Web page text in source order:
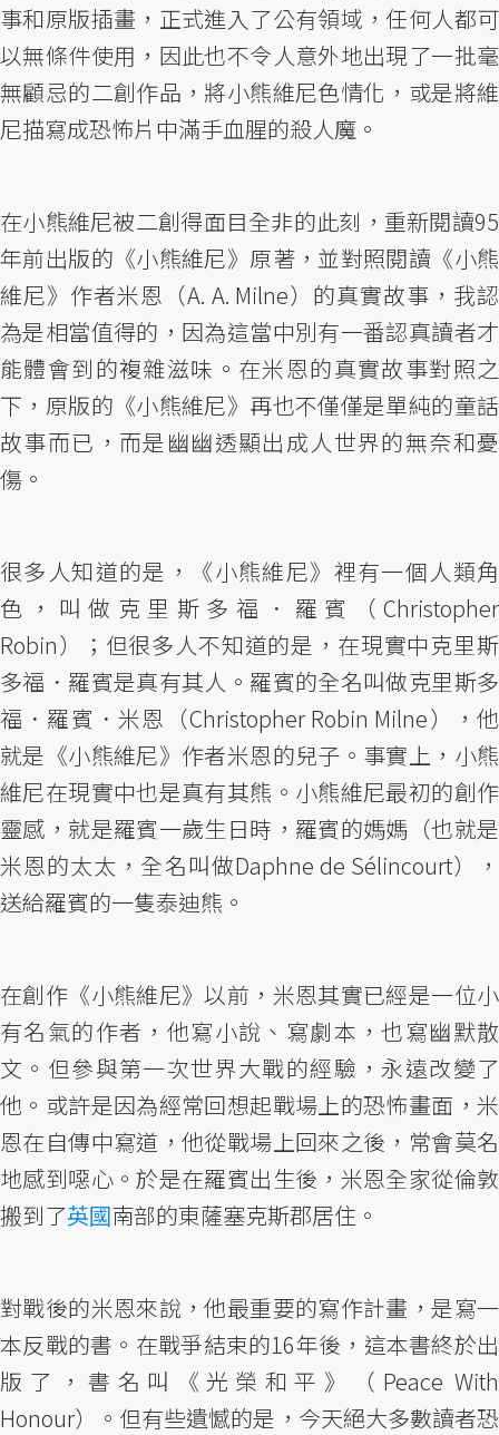
事和原版插畫，正式進入了公有領域，任何人都可
以無條件使用，因此也不令人意外地出現了一批毫
無顧忌的二創作品，將小熊維尼色情化，或是將維
尼描寫成恐怖片中滿手血腥的殺人魔。
在小熊維尼被二創得面目全非的此刻，重新閱讀95
年前出版的《小熊維尼》原著，並對照閱讀《小熊
維尼》作者米恩（A. A. Milne）的真實故事，我認
為是相當值得的，因為這當中別有一番認真讀者才
能體會到的複雜滋味。在米恩的真實故事對照之
下，原版的《小熊維尼》再也不僅僅是單純的童話
故事而已，而是幽幽透顯出成人世界的無奈和憂
傷。
很多人知道的是，《小熊維尼》裡有一個人類角
色，叫做克里斯多福．羅賓（Christopher
Robin）；但很多人不知道的是，在現實中克里斯
多福．羅賓是真有其人。羅賓的全名叫做克里斯多
福．羅賓．米恩（Christopher Robin Milne），他
就是《小熊維尼》作者米恩的兒子。事實上，小熊
維尼在現實中也是真有其熊。小熊維尼最初的創作
靈感，就是羅賓一歲生日時，羅賓的媽媽（也就是
米恩的太太，全名叫做Daphne de Sélincourt），
送給羅賓的一隻泰迪熊。
在創作《小熊維尼》以前，米恩其實已經是一位小
有名氣的作者，他寫小說、寫劇本，也寫幽默散
文。但參與第一次世界大戰的經驗，永遠改變了
他。或許是因為經常回想起戰場上的恐怖畫面，米
恩在自傳中寫道，他從戰場上回來之後，常會莫名
地感到噁心。於是在羅賓出生後，米恩全家從倫敦
搬到了英國南部的東薩塞克斯郡居住。
對戰後的米恩來說，他最重要的寫作計畫，是寫一
本反戰的書。在戰爭結束的16年後，這本書終於出
版了，書名叫《光榮和平》（Peace With
Honour）。但有些遺憾的是，今天絕大多數讀者恐